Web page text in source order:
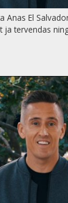
Anas El
ja tervendas